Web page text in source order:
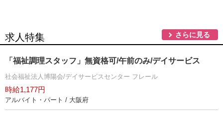
求人特集 さらに見る
「福祉調理スタッフ」無資格可/午前のみ/デイサービス
社会福祉法人博陽会/デイサービスセンター フレール
時給1,177円
アルバイト・パート / 大阪府